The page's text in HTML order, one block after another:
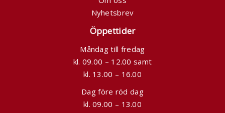
Nyhetsbrev
Öppettider
Måndag till fredag
kl. 09.00 – 12.00 samt
kl. 13.00 – 16.00
Dag före röd dag
kl. 09.00 – 13.00